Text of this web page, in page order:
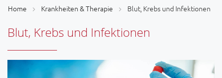
Home Krankheiten & Therapie Blut, Krebs und Infektionen
Blut, Krebs und Infektionen